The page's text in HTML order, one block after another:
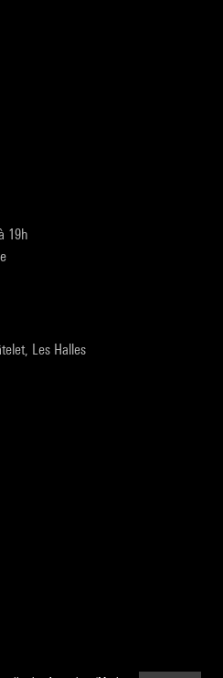
19h
Les Halles